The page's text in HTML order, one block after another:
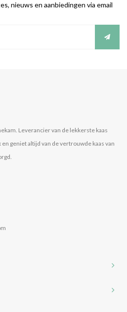
nieuws en aanbiedingen via email
Leverancier van de lekkerste kaas
geniet altijd van de vertrouwde kaas van